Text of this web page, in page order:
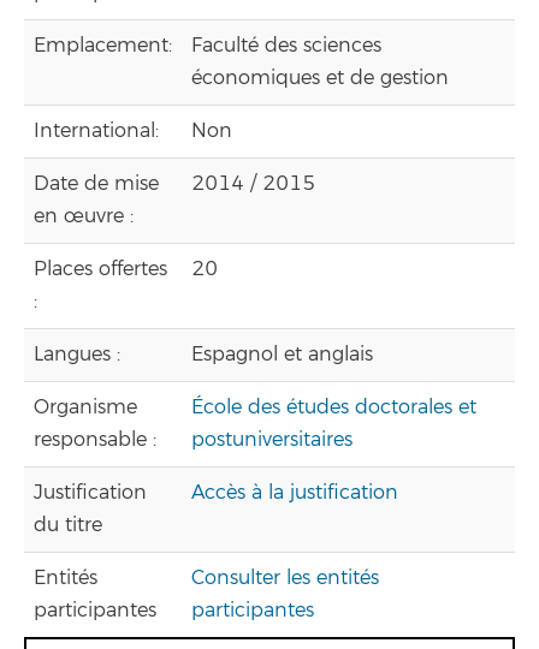
Emplacement:
Faculté des sciences
économiques et de gestion
International: Non
Date de mise
en œuvre :
2014 / 2015
Places offertes
:
20
Langues : Espagnol et anglais
Organisme
responsable :
École des études doctorales et
postuniversitaires
Justification
du titre
Accès à la justification
Entités
participantes
Consulter les entités
participantes